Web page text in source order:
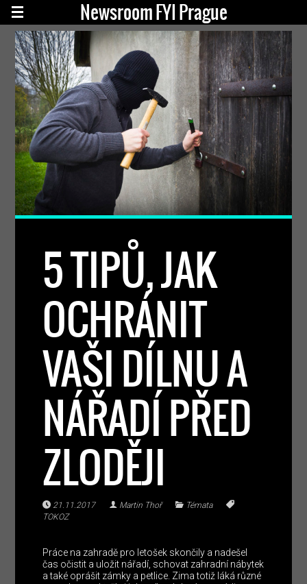
Newsroom FYI Prague
5 TIPŮ, JAK
OCHRÁNIT
VAŠI DÍLNU A
NÁŘADÍ PŘED
ZLODĚJI
21.11.2017 Martin Thoř
Témata
TOKOZ
Práce na zahradě pro letošek skončily a nadešel
čas očistit a uložit nářadí, schovat zahradní nábytek
a také oprášit zámky a petlice. Zima totiž láká různé